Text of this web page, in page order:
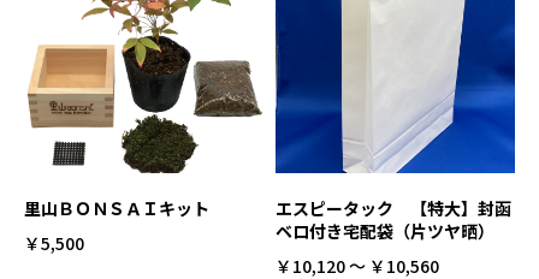
里山ＢＯＮＳＡＩキット
￥5,500
エスピータック 【特大】封函
ベロ付き宅配袋（片ツヤ晒）
￥10,120 ～ ￥10,560